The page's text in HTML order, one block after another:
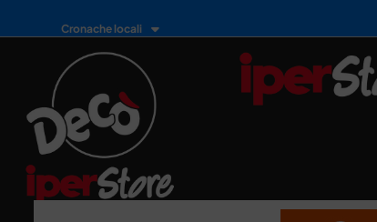
Cronache locali